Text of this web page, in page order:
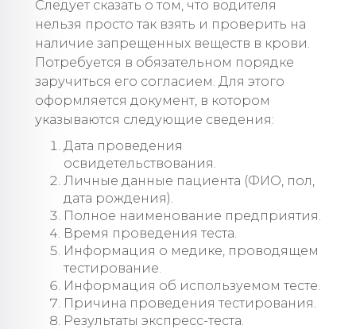
Следует сказать о том, что водителя
нельзя просто так взять и проверить на
наличие запрещенных веществ в крови.
Потребуется в обязательном порядке
заручиться его согласием. Для этого
оформляется документ, в котором
указываются следующие сведения:
Дата проведения
освидетельствования.
Личные данные пациента (ФИО, пол,
дата рождения).
Полное наименование предприятия.
Время проведения теста.
Информация о медике, проводящем
тестирование.
Информация об используемом тесте.
Причина проведения тестирования.
Результаты экспресс-теста.